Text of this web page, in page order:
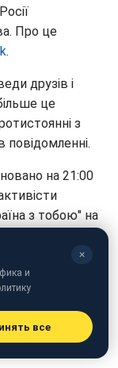
Про це
.
друзів і
це
з
на 21:00
з тобою" на
російського
Сенцова
ради з прав
✕
и
все